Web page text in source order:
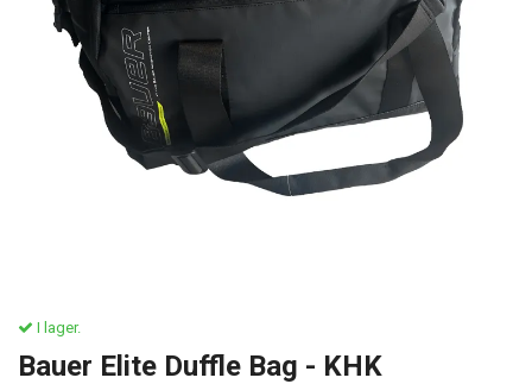
I lager.
Bauer Elite Duffle Bag - KHK